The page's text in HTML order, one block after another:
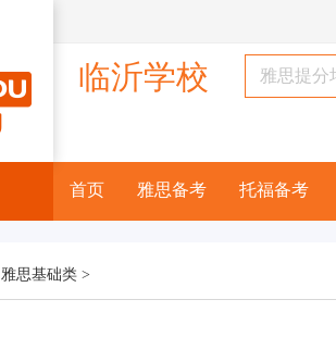
临沂学校
首页 雅思备考 托福备考
雅思基础类 >